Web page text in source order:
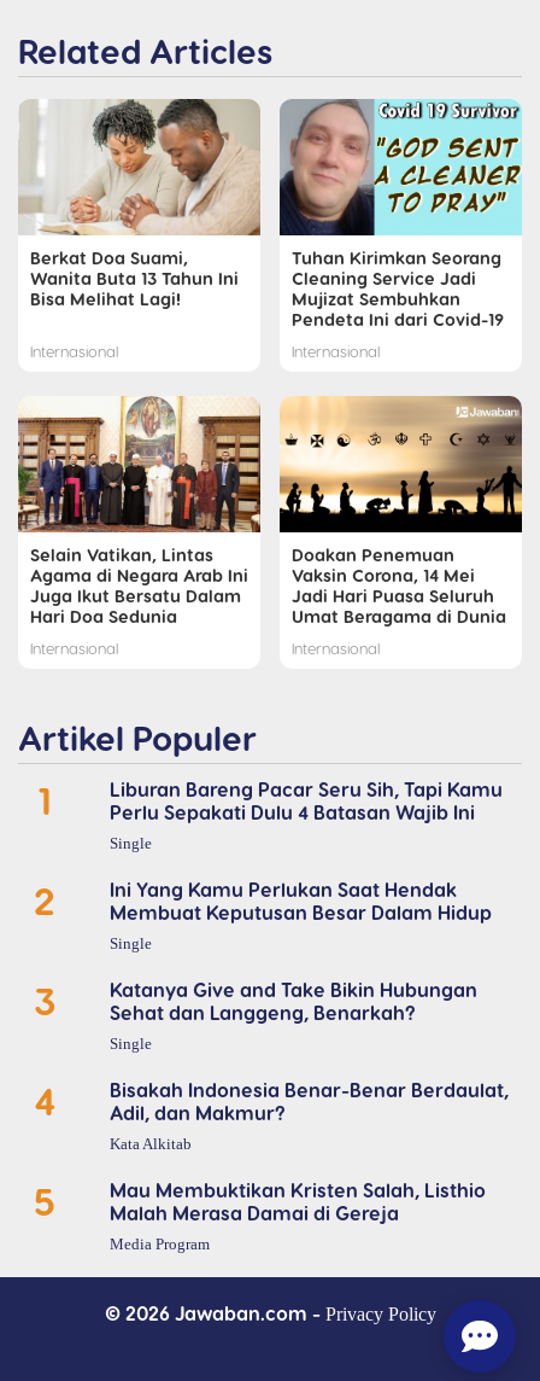
Related Articles
Berkat Doa Suami,
Wanita Buta 13 Tahun Ini
Bisa Melihat Lagi!
Internasional
Tuhan Kirimkan Seorang
Cleaning Service Jadi
Mujizat Sembuhkan
Pendeta Ini dari Covid-19
Internasional
Selain Vatikan, Lintas
Agama di Negara Arab Ini
Juga Ikut Bersatu Dalam
Hari Doa Sedunia
Internasional
Doakan Penemuan
Vaksin Corona, 14 Mei
Jadi Hari Puasa Seluruh
Umat Beragama di Dunia
Internasional
Artikel Populer
1
Liburan Bareng Pacar Seru Sih, Tapi Kamu
Perlu Sepakati Dulu 4 Batasan Wajib Ini
Single
2
Ini Yang Kamu Perlukan Saat Hendak
Membuat Keputusan Besar Dalam Hidup
Single
3
Katanya Give and Take Bikin Hubungan
Sehat dan Langgeng, Benarkah?
Single
4
Bisakah Indonesia Benar-Benar Berdaulat,
Adil, dan Makmur?
Kata Alkitab
5
Mau Membuktikan Kristen Salah, Listhio
Malah Merasa Damai di Gereja
Media Program
© 2026 Jawaban.com - Privacy Policy